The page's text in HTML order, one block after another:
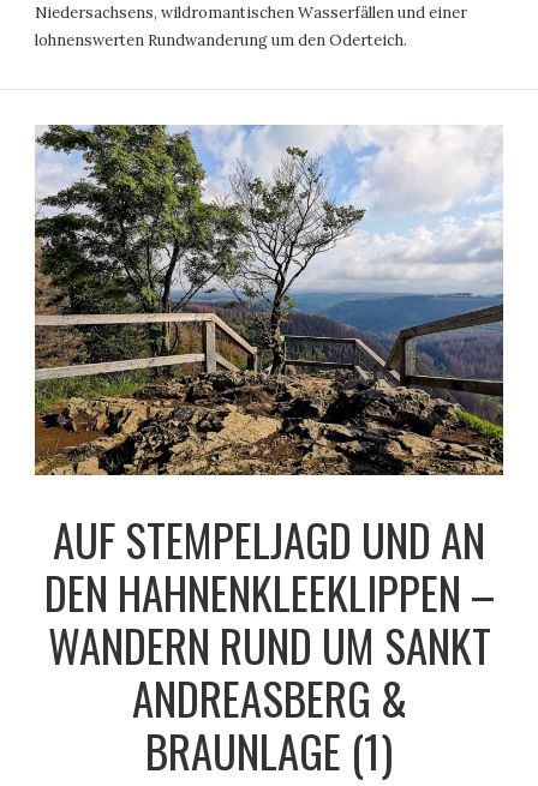
Niedersachsens, wildromantischen Wasserfällen und einer
lohnenswerten Rundwanderung um den Oderteich.
AUF STEMPELJAGD UND AN
DEN HAHNENKLEEKLIPPEN –
WANDERN RUND UM SANKT
ANDREASBERG &
BRAUNLAGE (1)